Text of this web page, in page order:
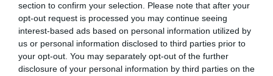
section to confirm your selection. Please note that after your
opt-out request is processed you may continue seeing
interest-based ads based on personal information utilized by
us or personal information disclosed to third parties prior to
your opt-out. You may separately opt-out of the further
disclosure of your personal information by third parties on the